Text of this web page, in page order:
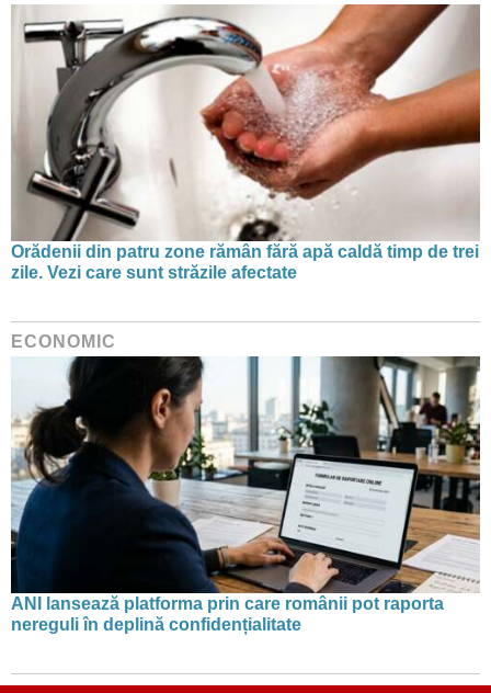
Orădenii din patru zone rămân fără apă caldă timp de trei
zile. Vezi care sunt străzile afectate
ECONOMIC
ANI lansează platforma prin care românii pot raporta
nereguli în deplină confidențialitate